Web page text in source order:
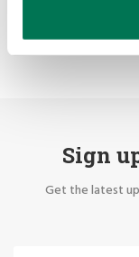
cue, or tailor-made
Sign
Get the latest